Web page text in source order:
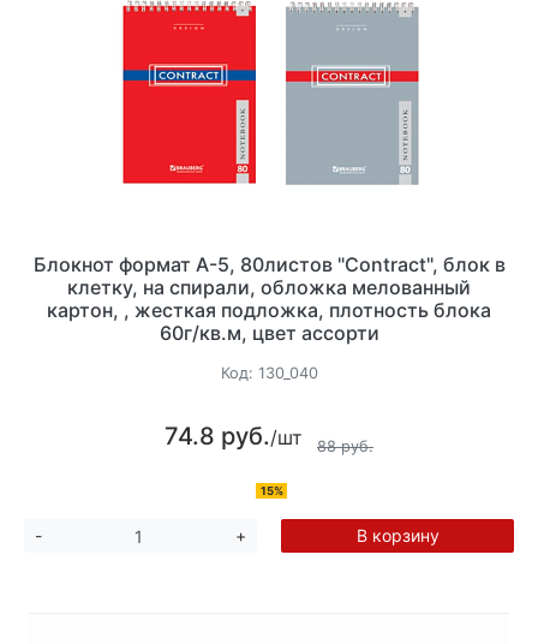
Блокнот формат А-5, 80листов "Contract", блок в
клетку, на спирали, обложка мелованный
картон, , жесткая подложка, плотность блока
60г/кв.м, цвет ассорти
Код: 130_040
74.8 руб./шт 88 руб.
15%
- + В корзину